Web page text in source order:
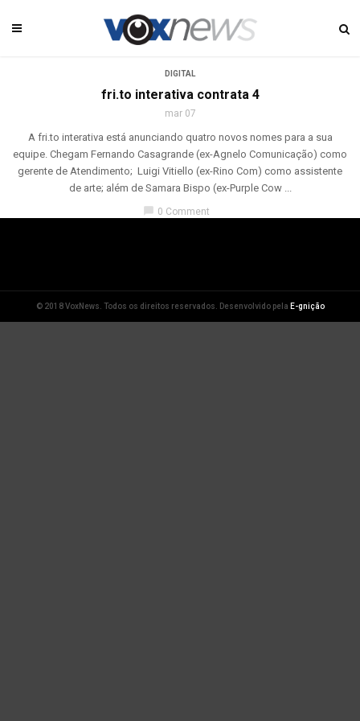
DIGITAL
fri.to interativa contrata 4
mar 07
A fri.to interativa está anunciando quatro novos nomes para a sua
equipe. Chegam Fernando Casagrande (ex-Agnelo Comunicação) como
gerente de Atendimento; Luigi Vitiello (ex-Rino Com) como assistente
de arte; além de Samara Bispo (ex-Purple Cow ...
chat_bubble 0 Comment
© 2018 VoxNews. Todos os direitos reservados. Desenvolvido pela E-gnição